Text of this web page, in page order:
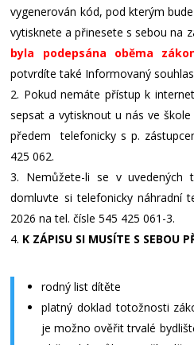
vygenerován kód, pod kterým
vytisknete a přinesete s sebou na
byla podepsána oběma
potvrdíte také Informovaný
Pokud nemáte přístup k
sepsat a vytisknout u nás ve
předem telefonicky s p.
425 062.
Nemůžete-li se v uvedených
domluvte si telefonicky náhradní
2026 na tel. čísle 545 425 061-3.
K ZÁPISU SI MUSÍTE S SEBOU
rodný list dítěte
platný doklad totožnosti
je možno ověřit trvalé